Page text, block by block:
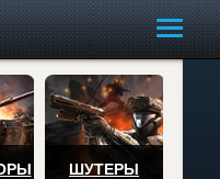
ШУТЕРЫ